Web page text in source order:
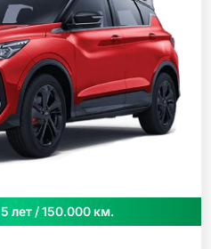
5 лет / 150.000 км.